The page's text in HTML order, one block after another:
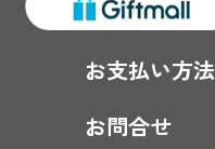
お支払い方法
お問合せ